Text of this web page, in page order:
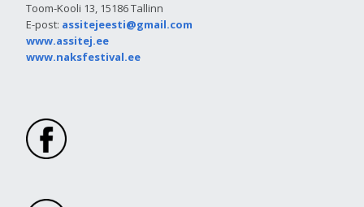
Toom-Kooli 13, 15186 Tallinn
E-post: assitejeesti@gmail.com
www.assitej.ee
www.naksfestival.ee